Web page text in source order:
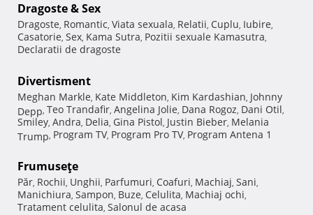
Dragoste & Sex
Dragoste, Romantic, Viata sexuala, Relatii, Cuplu, Iubire,
Casatorie, Sex, Kama Sutra, Pozitii sexuale Kamasutra,
Declaratii de dragoste
Divertisment
Meghan Markle, Kate Middleton, Kim Kardashian, Johnny
Depp, Teo Trandafir, Angelina Jolie, Dana Rogoz, Dani Otil,
Smiley, Andra, Delia, Gina Pistol, Justin Bieber, Melania
Trump, Program TV, Program Pro TV, Program Antena 1
Frumuseţe
Păr, Rochii, Unghii, Parfumuri, Coafuri, Machiaj, Sani,
Manichiura, Sampon, Buze, Celulita, Machiaj ochi,
Tratament celulita, Salonul de acasa